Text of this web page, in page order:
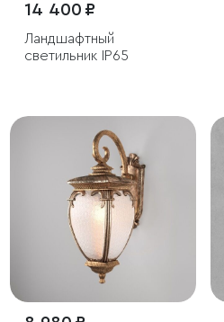
14 400 ₽
Ландшафтный
светильник IP65